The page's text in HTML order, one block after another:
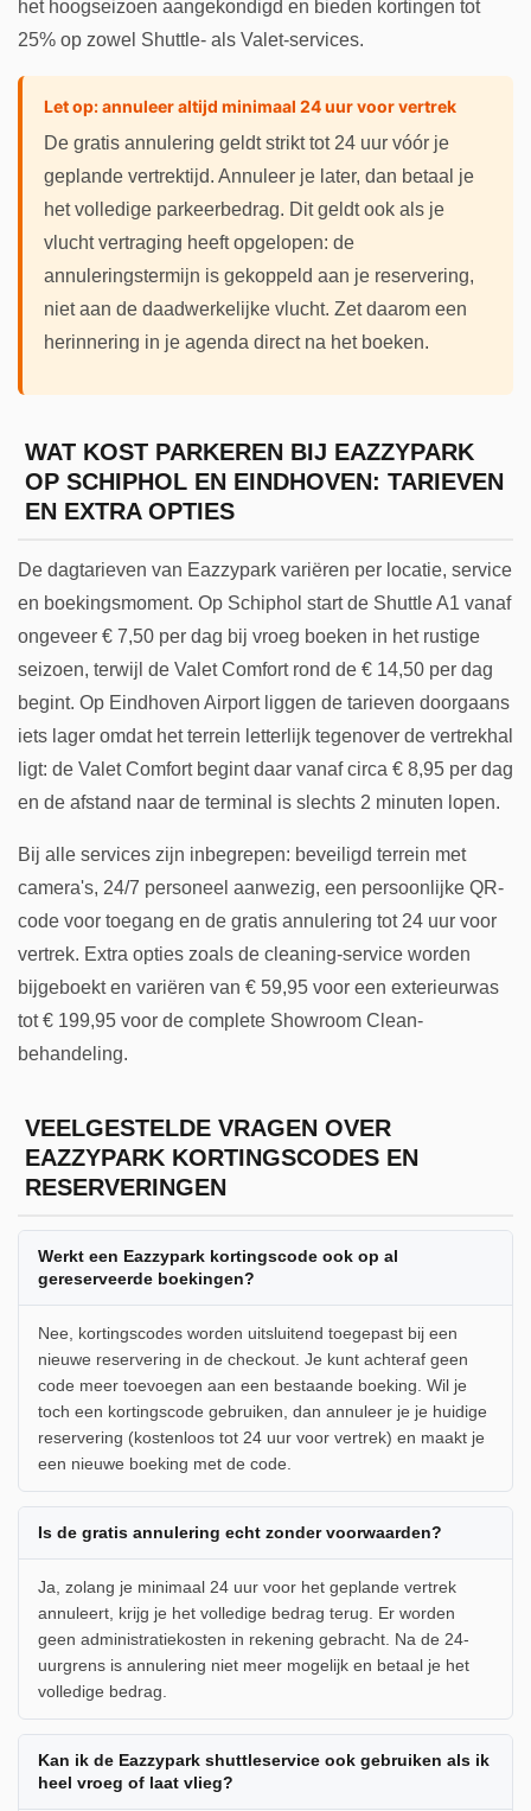
het hoogseizoen aangekondigd en bieden kortingen tot
25% op zowel Shuttle- als Valet-services.
Let op: annuleer altijd minimaal 24 uur voor vertrek
De gratis annulering geldt strikt tot 24 uur vóór je
geplande vertrektijd. Annuleer je later, dan betaal je
het volledige parkeerbedrag. Dit geldt ook als je
vlucht vertraging heeft opgelopen: de
annuleringstermijn is gekoppeld aan je reservering,
niet aan de daadwerkelijke vlucht. Zet daarom een
herinnering in je agenda direct na het boeken.
WAT KOST PARKEREN BIJ EAZZYPARK
OP SCHIPHOL EN EINDHOVEN: TARIEVEN
EN EXTRA OPTIES
De dagtarieven van Eazzypark variëren per locatie, service
en boekingsmoment. Op Schiphol start de Shuttle A1 vanaf
ongeveer € 7,50 per dag bij vroeg boeken in het rustige
seizoen, terwijl de Valet Comfort rond de € 14,50 per dag
begint. Op Eindhoven Airport liggen de tarieven doorgaans
iets lager omdat het terrein letterlijk tegenover de vertrekhal
ligt: de Valet Comfort begint daar vanaf circa € 8,95 per dag
en de afstand naar de terminal is slechts 2 minuten lopen.
Bij alle services zijn inbegrepen: beveiligd terrein met
camera's, 24/7 personeel aanwezig, een persoonlijke QR-
code voor toegang en de gratis annulering tot 24 uur voor
vertrek. Extra opties zoals de cleaning-service worden
bijgeboekt en variëren van € 59,95 voor een exterieurwas
tot € 199,95 voor de complete Showroom Clean-
behandeling.
VEELGESTELDE VRAGEN OVER
EAZZYPARK KORTINGSCODES EN
RESERVERINGEN
Werkt een Eazzypark kortingscode ook op al
gereserveerde boekingen?
Nee, kortingscodes worden uitsluitend toegepast bij een
nieuwe reservering in de checkout. Je kunt achteraf geen
code meer toevoegen aan een bestaande boeking. Wil je
toch een kortingscode gebruiken, dan annuleer je je huidige
reservering (kostenloos tot 24 uur voor vertrek) en maakt je
een nieuwe boeking met de code.
Is de gratis annulering echt zonder voorwaarden?
Ja, zolang je minimaal 24 uur voor het geplande vertrek
annuleert, krijg je het volledige bedrag terug. Er worden
geen administratiekosten in rekening gebracht. Na de 24-
uurgrens is annulering niet meer mogelijk en betaal je het
volledige bedrag.
Kan ik de Eazzypark shuttleservice ook gebruiken als ik
heel vroeg of laat vlieg?